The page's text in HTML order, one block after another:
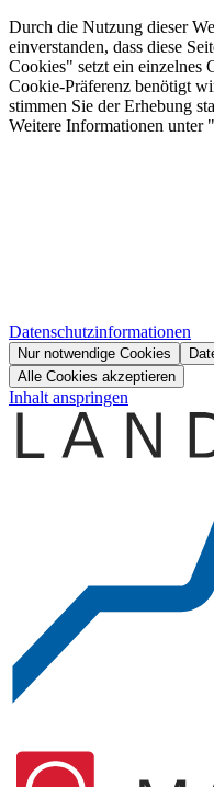
Durch die Nutzung dieser
einverstanden, dass diese
Cookies" setzt ein einzelnes
Cookie-Präferenz benötigt
stimmen Sie der Erhebung
Weitere Informationen unter
Datenschutzinformationen
Nur notwendige Cookies
Alle Cookies akzeptieren
Inhalt anspringen